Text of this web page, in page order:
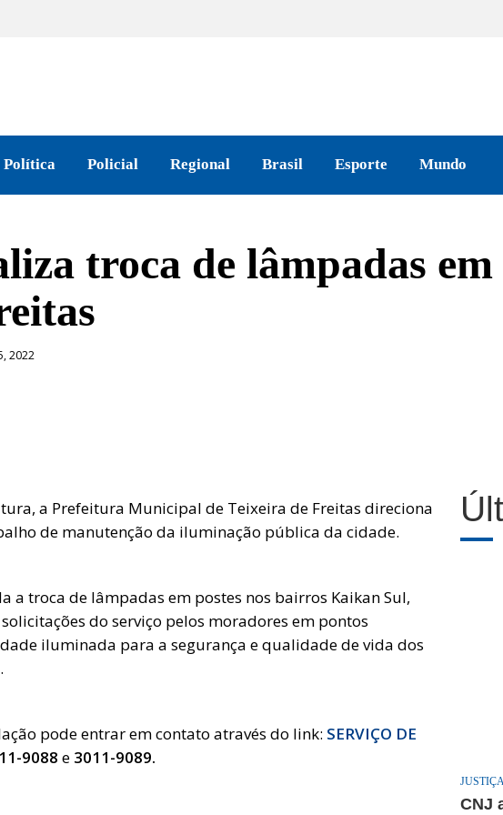
Política Policial Regional Brasil Esporte Mundo
troca de lâmpadas
2022
a Prefeitura Municipal de Teixeira de Freitas direciona
de manutenção da iluminação pública da cidade.
a troca de lâmpadas em postes nos bairros Kaikan Sul,
do serviço pelos moradores em pontos
iluminada para a segurança e qualidade de vida dos
pode entrar em contato através do link: SERVIÇO DE
9088 e 3011-9089.
CNJ